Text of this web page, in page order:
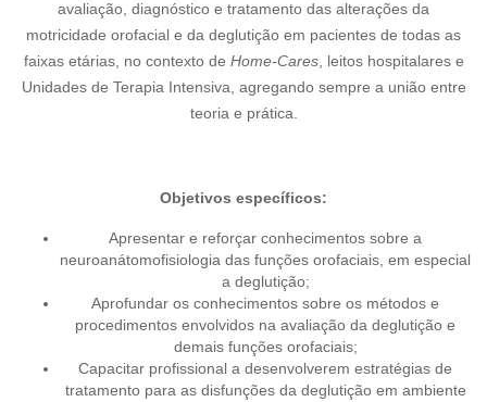
avaliação, diagnóstico e tratamento das alterações da
motricidade orofacial e da deglutição em pacientes de todas as
faixas etárias, no contexto de Home-Cares, leitos hospitalares e
Unidades de Terapia Intensiva, agregando sempre a união entre
teoria e prática.
Objetivos específicos:
Apresentar e reforçar conhecimentos sobre a
neuroanátomofisiologia das funções orofaciais, em especial
a deglutição;
Aprofundar os conhecimentos sobre os métodos e
procedimentos envolvidos na avaliação da deglutição e
demais funções orofaciais;
Capacitar profissional a desenvolverem estratégias de
tratamento para as disfunções da deglutição em ambiente